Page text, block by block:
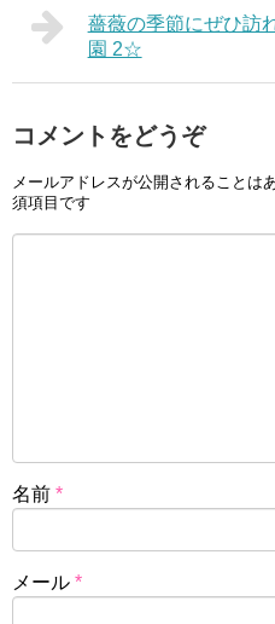
薔薇の季節にぜひ訪
園 2☆
コメントをどうぞ
メールアドレスが公開されることは
須項目です
名前 *
メール *